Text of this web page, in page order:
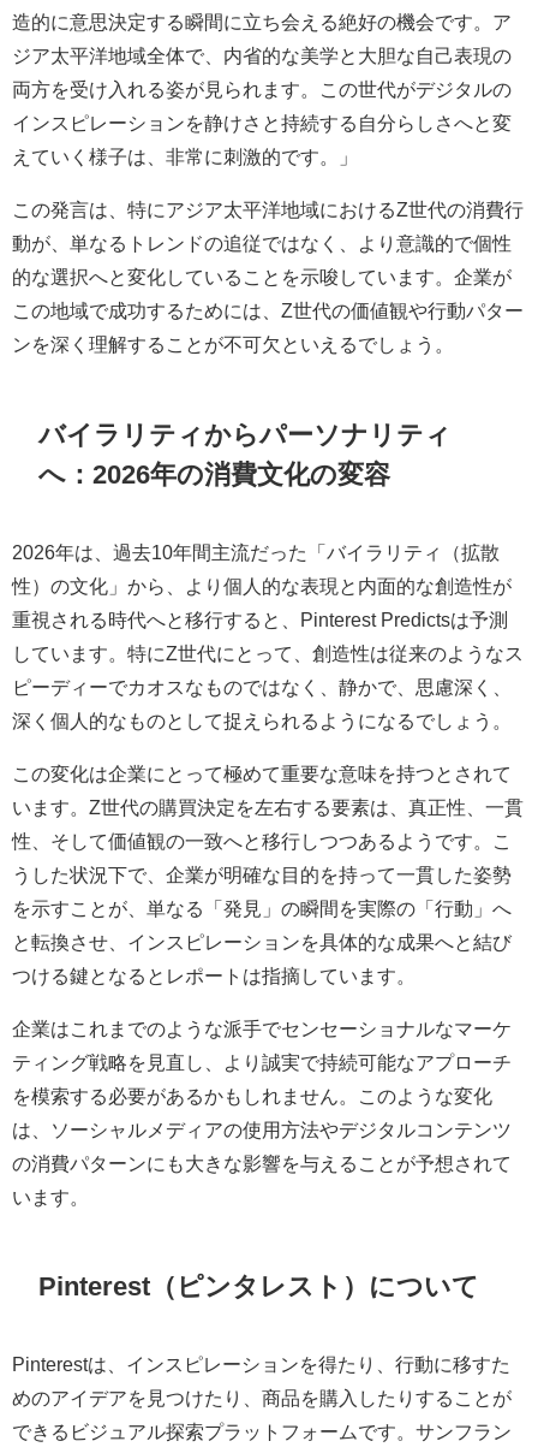
造的に意思決定する瞬間に立ち会える絶好の機会です。ア
ジア太平洋地域全体で、内省的な美学と大胆な自己表現の
両方を受け入れる姿が見られます。この世代がデジタルの
インスピレーションを静けさと持続する自分らしさへと変
えていく様子は、非常に刺激的です。」
この発言は、特にアジア太平洋地域におけるZ世代の消費行
動が、単なるトレンドの追従ではなく、より意識的で個性
的な選択へと変化していることを示唆しています。企業が
この地域で成功するためには、Z世代の価値観や行動パター
ンを深く理解することが不可欠といえるでしょう。
バイラリティからパーソナリティ
へ：2026年の消費文化の変容
2026年は、過去10年間主流だった「バイラリティ（拡散
性）の文化」から、より個人的な表現と内面的な創造性が
重視される時代へと移行すると、Pinterest Predictsは予測
しています。特にZ世代にとって、創造性は従来のようなス
ピーディーでカオスなものではなく、静かで、思慮深く、
深く個人的なものとして捉えられるようになるでしょう。
この変化は企業にとって極めて重要な意味を持つとされて
います。Z世代の購買決定を左右する要素は、真正性、一貫
性、そして価値観の一致へと移行しつつあるようです。こ
うした状況下で、企業が明確な目的を持って一貫した姿勢
を示すことが、単なる「発見」の瞬間を実際の「行動」へ
と転換させ、インスピレーションを具体的な成果へと結び
つける鍵となるとレポートは指摘しています。
企業はこれまでのような派手でセンセーショナルなマーケ
ティング戦略を見直し、より誠実で持続可能なアプローチ
を模索する必要があるかもしれません。このような変化
は、ソーシャルメディアの使用方法やデジタルコンテンツ
の消費パターンにも大きな影響を与えることが予想されて
います。
Pinterest（ピンタレスト）について
Pinterestは、インスピレーションを得たり、行動に移すた
めのアイデアを見つけたり、商品を購入したりすることが
できるビジュアル探索プラットフォームです。サンフラン